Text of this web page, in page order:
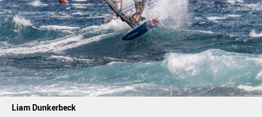
Liam Dunkerbeck